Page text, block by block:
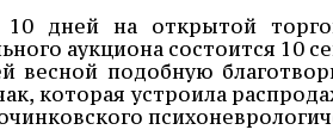
10 дней на открытой
аукциона состоится 10
подобную
которая устроила